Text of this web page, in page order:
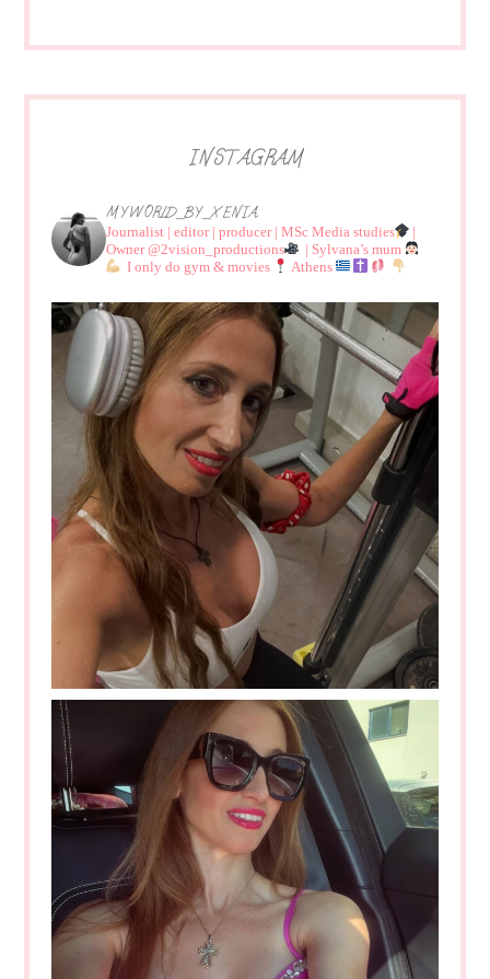
INSTAGRAM
MYWORLD_BY_XENIA
Journalist | editor | producer | MSc Media studies
|
Owner @2vision_productions
| Sylvana’s mum
I only do gym & movies
Athens